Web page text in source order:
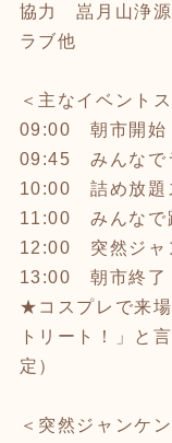
協力 嵓月山浄源
ラブ他
＜主なイベント
09:00 朝市開始
09:45 みんなで
10:00 詰め放題
11:00 みんなで
12:00 突然ジャ
13:00 朝市終了
★コスプレで来
トリート！」と
定）
＜突然ジャンケ